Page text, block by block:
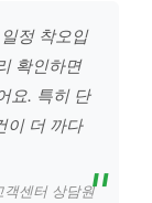
정 착오입
확인하면
요. 특히 단
이 더 까다
객센터 상담원